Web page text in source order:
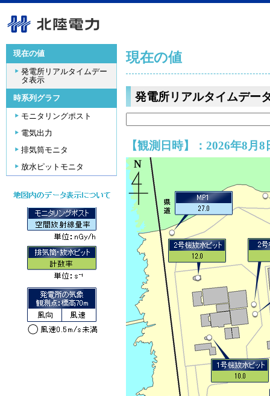
現在の値
発電所リアルタイムデー
タ表示
時系列グラフ
モニタリングポスト
電気出力
排気筒モニタ
放水ピットモニタ
現在の値
発電所リアルタイムデー
【観測日時】：2026年8月